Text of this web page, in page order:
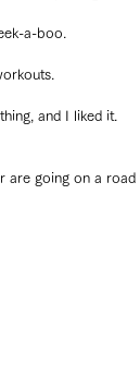
a-boo.
and I liked it.
are going on a